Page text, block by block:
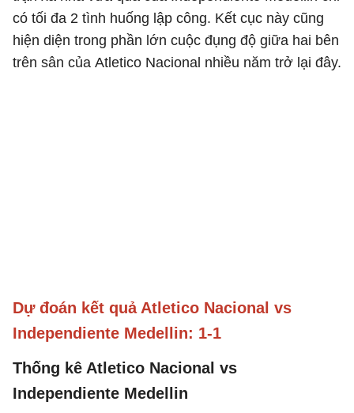
có tối đa 2 tình huống lập công. Kết cục này cũng
hiện diện trong phần lớn cuộc đụng độ giữa hai bên
trên sân của Atletico Nacional nhiều năm trở lại đây.
Dự đoán kết quả Atletico Nacional vs
Independiente Medellin: 1-1
Thống kê Atletico Nacional vs
Independiente Medellin